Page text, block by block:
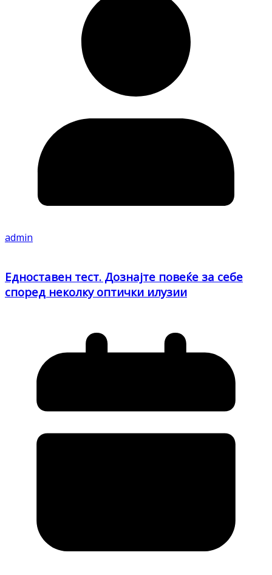
admin
Едноставен тест. Дознајте повеќе за себе
според неколку оптички илузии